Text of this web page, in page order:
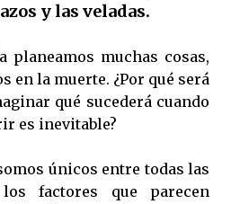
y las veladas.
planeamos muchas cosas,
en la muerte. ¿Por qué será
qué sucederá cuando
es inevitable?
únicos entre todas las
factores que parecen